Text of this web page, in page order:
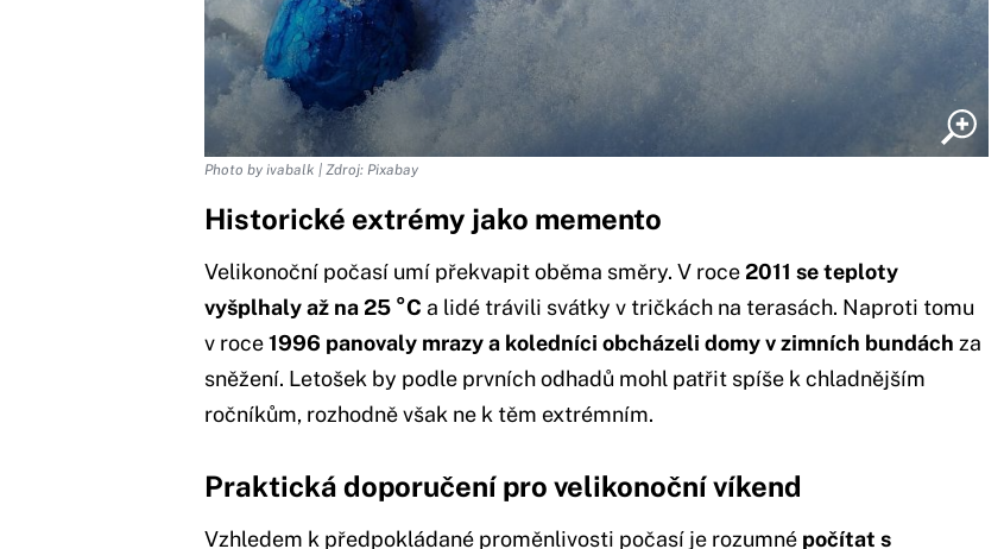
Photo by ivabalk | Zdroj: Pixabay
Historické extrémy jako memento
Velikonoční počasí umí překvapit oběma směry. V roce2011 se teploty
vyšplhaly až na 25 °C a lidé trávili svátky v tričkách na terasách. Naproti tomu
v roce1996 panovaly mrazy a koledníci obcházeli domy v zimních bundách za
sněžení. Letošek by podle prvních odhadů mohl patřit spíše k chladnějším
ročníkům, rozhodně však ne k těm extrémním.
Praktická doporučení pro velikonoční víkend
Vzhledem k předpokládané proměnlivosti počasí je rozumné počítat s